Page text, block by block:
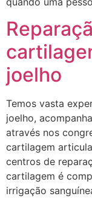
joelho
Temos vasta
joelho,
através nos
cartilagem
centros de
cartilagem é
irrigação